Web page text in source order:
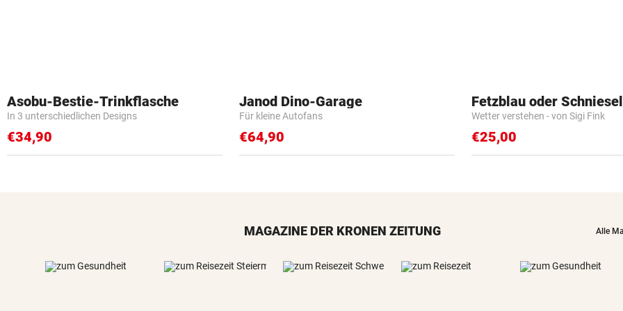
Asobu-Bestie-Trinkflasche
In 3 unterschiedlichen Designs
€34,90
Janod Dino-Garage
Für kleine Autofans
€64,90
Fetzblau oder
Wetter verstehen - von Sigi Fink
€25,00
MAGAZINE DER KRONEN ZEITUNG Alle